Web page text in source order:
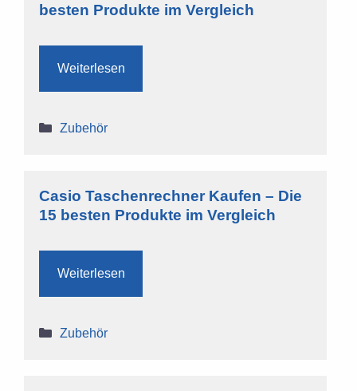
besten Produkte im Vergleich
Weiterlesen
Kategorien
Zubehör
Casio Taschenrechner Kaufen – Die
15 besten Produkte im Vergleich
Weiterlesen
Kategorien
Zubehör